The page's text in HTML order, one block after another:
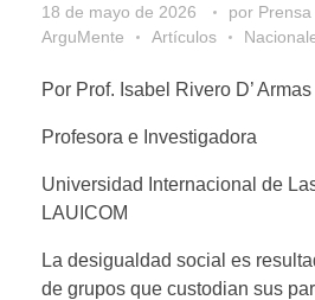
18 de mayo de 2026 por
ArguMente
Artículos
Por Prof. Isabel Rivero D’ Armas
Profesora e Investigadora
Universidad Internacional de
LAUICOM
La desigualdad social es
de grupos que custodian sus